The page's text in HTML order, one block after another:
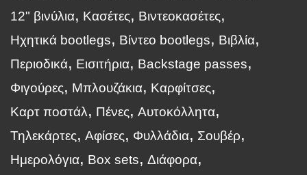
12" βινύλια
Κασέτες
Βιντεοκασέτες
Ηχητικά bootlegs
Βίντεο bootlegs
Βιβλία
Περιοδικά
Εισιτήρια
Backstage passes
Φιγούρες
Μπλουζάκια
Καρφίτσες
Καρτ ποστάλ
Πένες
Αυτοκόλλητα
Τηλεκάρτες
Αφίσες Φυλλάδια
Σουβέρ
Ημερολόγια
Box sets
Διάφορα